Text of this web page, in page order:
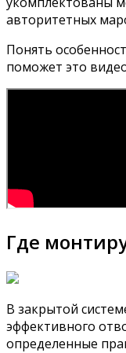
авторитетных
Понять
поможет это
Где
В закрытой
эффективного
определенные